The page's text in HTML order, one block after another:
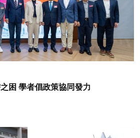
困 學者倡政策協同發力